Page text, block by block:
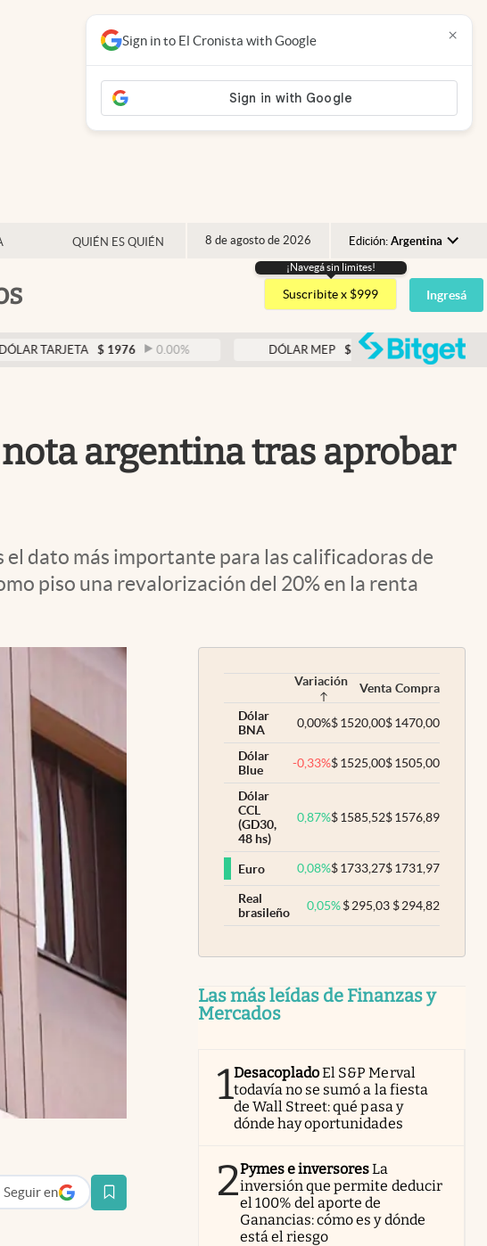
QUIÉN ES QUIÉN 8 de agosto de 2026 Edición: Argentina
Argentina
España
USA
¡Navegá sin limites!
Suscribite x $999 Ingresá
$ 1976 0.00% DÓLAR MEP $ 1526,03 0.43%
Sign in to El Cronista with Google ×
argentina tras aprobar
dato más importante para las calificadoras de
piso una revalorización del 20% en la renta
Seguir en
en nueva pestaña
Variación Venta Compra
Dólar
BNA
0,00%$1520,00$1470,00
Dólar
Blue
-0,33%$1525,00$1505,00
Dólar
CCL
(GD30,
48 hs)
0,87%$1585,52$1576,89
Euro 0,08%$1733,27$1731,97
Real
brasileño
0,05% $295,03 $294,82
Las más leídas de Finanzas y
Mercados
1DesacopladoEl S&P Merval
todavía no se sumó a la fiesta
de Wall Street: qué pasa y
dónde hay oportunidades
2Pymes e inversoresLa
inversión que permite deducir
el 100% del aporte de
Ganancias: cómo es y dónde
está el riesgo